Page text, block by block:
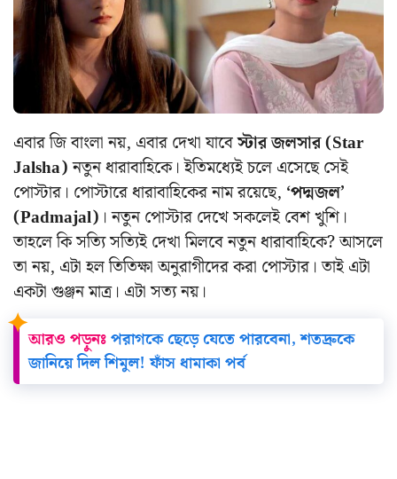
এবার জি বাংলা নয়, এবার দেখা যাবেস্টার জলসার (Star
Jalsha)নতুন ধারাবাহিকে। ইতিমধ্যেই চলে এসেছে সেই
পোস্টার। পোস্টারে ধারাবাহিকের নাম রয়েছে, ‘পদ্মজল’
(Padmajal) । নতুন পোস্টার দেখে সকলেই বেশ খুশি।
তাহলে কি সত্যি সত্যিই দেখা মিলবে নতুন ধারাবাহিকে? আসলে
তা নয়, এটা হল তিতিক্ষা অনুরাগীদের করা পোস্টার। তাই এটা
একটা গুঞ্জন মাত্র। এটা সত্য নয়।
আরও পড়ুনঃপরাগকে ছেড়ে যেতে পারবেনা, শতদ্রুকে
জানিয়ে দিল শিমুল! ফাঁস ধামাকা পর্ব